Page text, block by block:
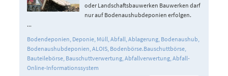
oder Landschaftsbauwerken Bauwerken darf
nur auf Bodenaushubdeponien erfolgen.
...
Bodendeponien Deponie Müll Abfall Ablagerung Bodenaushub
Bodenaushubdeponien ALOIS Bodenbörse.Bauschuttbörse
Bauteilebörse Bauschuttverwertung Abfallverwertung Abfall-
Online-Informationssystem